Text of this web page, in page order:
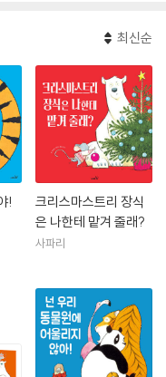
최신순
!
크리스마스트리 장식
은 나한테 맡겨 줄래?
사파리